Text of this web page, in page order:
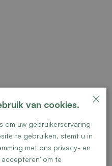
×
van cookies.
om uw gebruikerservaring
te gebruiken, stemt u in
met ons privacy- en
accepteren' om te